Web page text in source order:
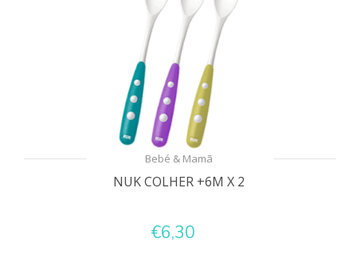
Bebé & Mamã
NUK COLHER +6M X 2
€6,30